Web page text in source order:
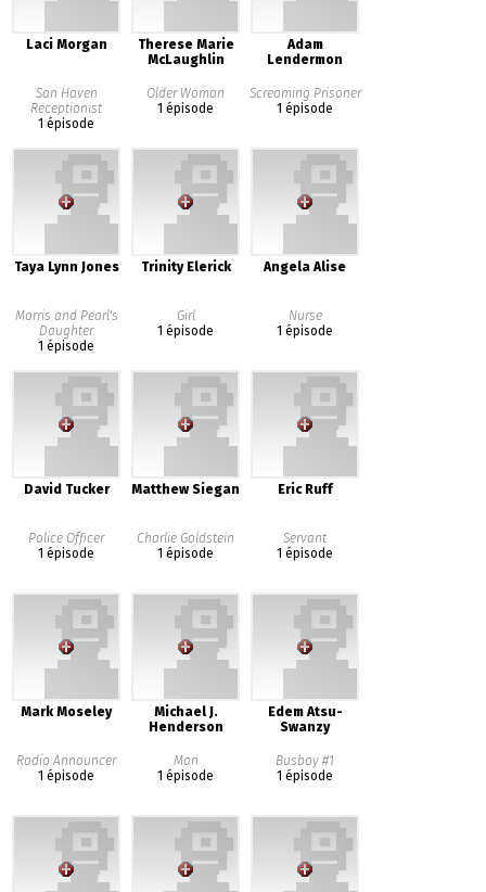
Laci Morgan
San Haven
Receptionist
1 épisode
Therese Marie
McLaughlin
Older Woman
1 épisode
Adam
Lendermon
Screaming Prisoner
1 épisode
Taya Lynn Jones
Morris and Pearl's
Daughter
1 épisode
Trinity Elerick
Girl
1 épisode
Angela Alise
Nurse
1 épisode
David Tucker
Police Officer
1 épisode
Matthew Siegan
Charlie Goldstein
1 épisode
Eric Ruff
Servant
1 épisode
Mark Moseley
Radio Announcer
1 épisode
Michael J.
Henderson
Man
1 épisode
Edem Atsu-
Swanzy
Busboy #1
1 épisode